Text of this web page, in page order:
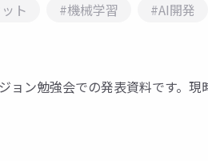
ト #機械学習 #AI開発
ョン勉強会での発表資料です。